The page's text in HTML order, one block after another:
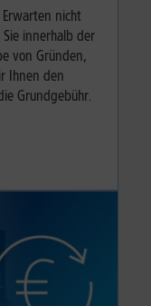
nicht
innerhalb der
von Gründen,
Ihnen den
Grundgebühr.